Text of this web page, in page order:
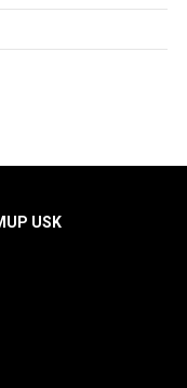
USK